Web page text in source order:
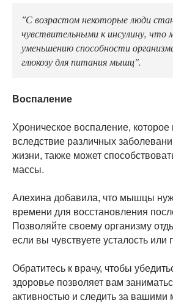
"С возрастом некоторые люди
чувствительными к инсулину,
уменьшению способности
глюкозу для питания мышц".
Воспаление
Хроническое воспаление, которое
вследствие различных
жизни, также может
массы.
Алехина добавила, что мышцы
времени для восстановления
Позволяйте своему организму
если вы чувствуете усталость или
Обратитесь к врачу, чтобы
здоровье позволяет вам
активностью и следить за